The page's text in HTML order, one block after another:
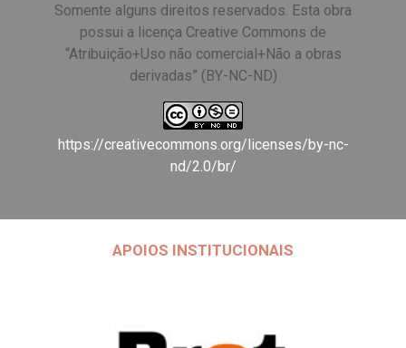
Somente alguns direitos reservados. Esta obra
possui a licença Creative Commons de
“Atribuição+Uso não comercial+Não a obras
derivadas” (BY-NC-ND)
https://creativecommons.org/licenses/by-nc-
nd/2.0/br/
APOIOS INSTITUCIONAIS